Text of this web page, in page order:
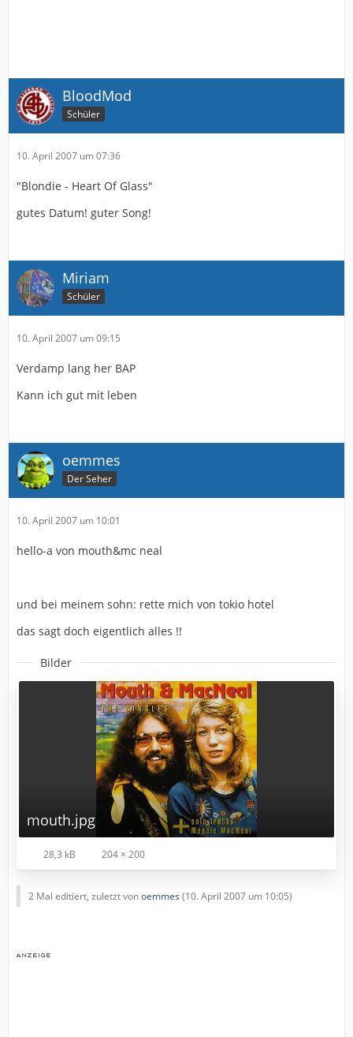
BloodMod
Schüler
10. April 2007 um 07:36
"Blondie - Heart Of Glass"
gutes Datum! guter Song!
Miriam
Schüler
10. April 2007 um 09:15
Verdamp lang her BAP
Kann ich gut mit leben
oemmes
Der Seher
10. April 2007 um 10:01
hello-a von mouth&mc neal
und bei meinem sohn: rette mich von tokio hotel
das sagt doch eigentlich alles !!
Bilder
mouth.jpg
28,3 kB 204 × 200
2 Mal editiert, zuletzt vonoemmes (10. April 2007 um 10:05)